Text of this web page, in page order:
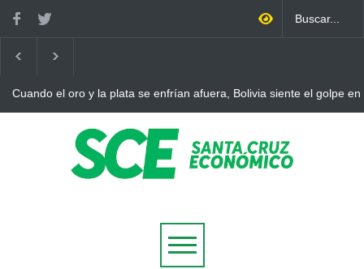
Cuando el oro y la plata se enfrían afuera, Bolivia siente el golpe en